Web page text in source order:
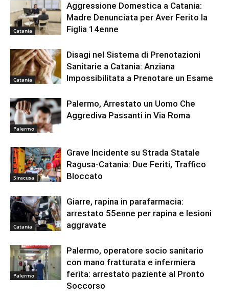
Catania
Aggressione Domestica a Catania:
Madre Denunciata per Aver Ferito la
Figlia 14enne
Catania
Disagi nel Sistema di Prenotazioni
Sanitarie a Catania: Anziana
Impossibilitata a Prenotare un Esame
Palermo
Palermo, Arrestato un Uomo Che
Aggrediva Passanti in Via Roma
Siracusa
Grave Incidente su Strada Statale
Ragusa-Catania: Due Feriti, Traffico
Bloccato
Catania
Giarre, rapina in parafarmacia:
arrestato 55enne per rapina e lesioni
aggravate
Palermo
Palermo, operatore socio sanitario
con mano fratturata e infermiera
ferita: arrestato paziente al Pronto
Soccorso